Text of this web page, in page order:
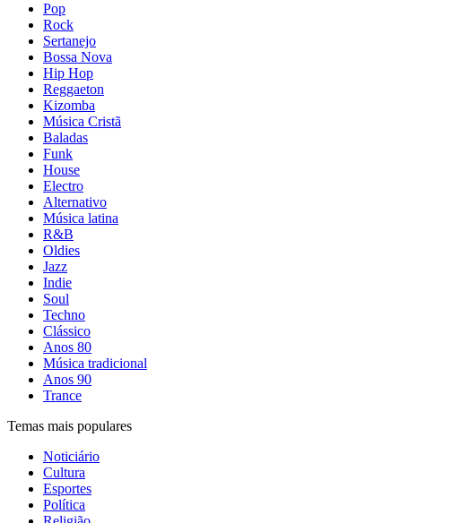
Pop
Rock
Sertanejo
Bossa Nova
Hip Hop
Reggaeton
Kizomba
Música Cristã
Baladas
Funk
House
Electro
Alternativo
Música latina
R&B
Oldies
Jazz
Indie
Soul
Techno
Clássico
Anos 80
Música tradicional
Anos 90
Trance
Temas mais populares
Noticiário
Cultura
Esportes
Política